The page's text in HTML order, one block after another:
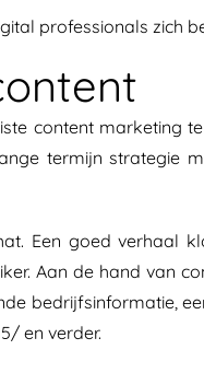
professionals zich
content marketing
termijn strategie
Een goed verhaal
Aan de hand van
bedrijfsinformatie,
en verder.